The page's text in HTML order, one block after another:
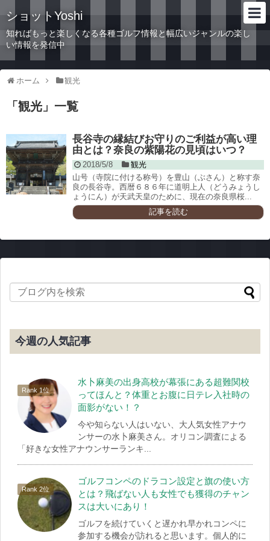
ショットYoshi
知ればもっと楽しくなる各種ゴルフ情報と幅広いジャンルの楽し
い情報を発信中
ホーム 観光
「 観光 」 一覧
長谷寺の縁結びお守りのご利益が高い理
由とは？奈良の紫陽花の見頃はいつ？
2018/5/8
観光
山号（寺院に付ける称号）を豊山（ぶさん）と称す奈
良の長谷寺。西暦６８６年に道明上人（どうみょうし
ょうにん）が天武天皇のために、現在の奈良県桜...
記事を読む
今週の人気記事
水卜麻美の出身高校が幕張にある超難関校
ってほんと？体重とお腹に日テレ入社時の
面影がない！？
今や知らない人はいない、大人気女性アナウ
ンサーの水卜麻美さん。オリコン調査による
「好きな女性アナウンサーランキ...
ゴルフコンペのドラコン設定と旗の使い方
とは？飛ばない人も女性でも獲得のチャン
スは大いにあり！
ゴルフを続けていくと遅かれ早かれコンペに
参加する機会が訪れると思います。個人的に